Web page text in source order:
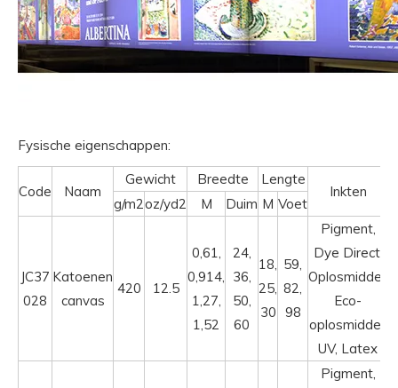
Fysische eigenschappen:
Code Naam
Gewicht Breedte Lengte
Inkten
g/m2oz/yd2 M Duim M Voet
JC37
028
Katoenen
canvas
420 12.5
0,61,
0,914,
1,27,
1,52
24,
36,
50,
60
18,
25,
30
59,
82,
98
Pigment,
Dye Direct,
Oplosmiddel,
Eco-
oplosmiddel,
UV, Latex
Pigment,